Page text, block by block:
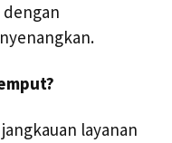
layanan